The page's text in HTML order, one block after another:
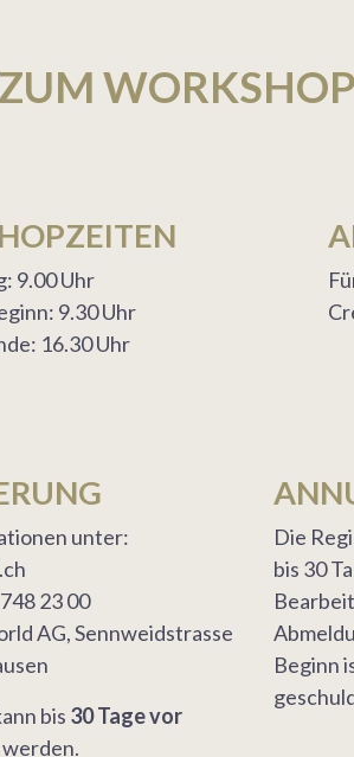
9.00 Uhr
9.30 Uhr
16.30 Uhr
unter:
23 00
AG, Sennweidstrasse
bis 30 Tage vor
Die
bis 30
Beginn